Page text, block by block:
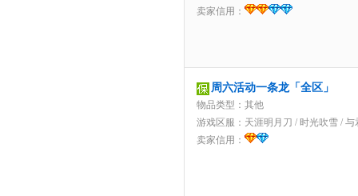
卖家信用：
周六活动一条龙「全区」
物品类型：其他
游戏区服： 天涯明月刀 / 时光吹雪 / 与
卖家信用：